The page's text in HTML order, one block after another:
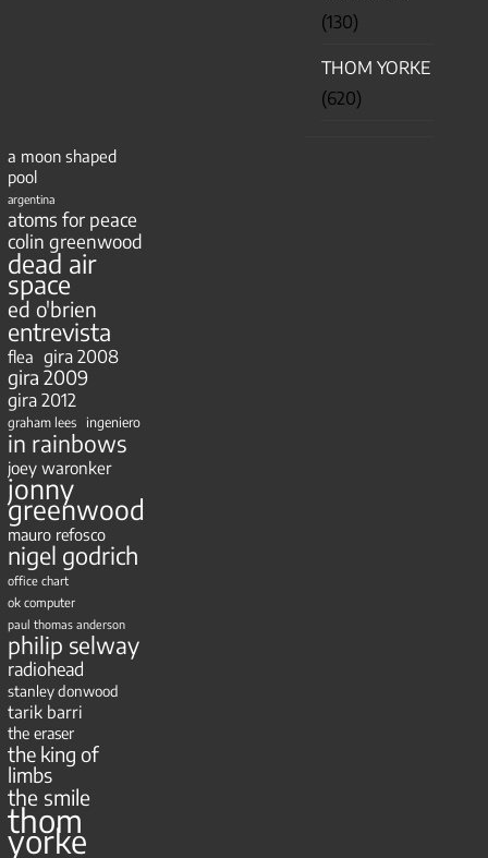
(130)
THOM YORKE
(620)
a moon shaped
pool
argentina
atoms for peace
colin greenwood
dead air
space
ed o'brien
entrevista
flea gira 2008
gira 2009
gira 2012
graham lees ingeniero
in rainbows
joey waronker
jonny
greenwood
mauro refosco
nigel godrich
office chart
ok computer
paul thomas anderson
philip selway
radiohead
stanley donwood
tarik barri
the eraser
the king of
limbs
the smile
thom
yorke